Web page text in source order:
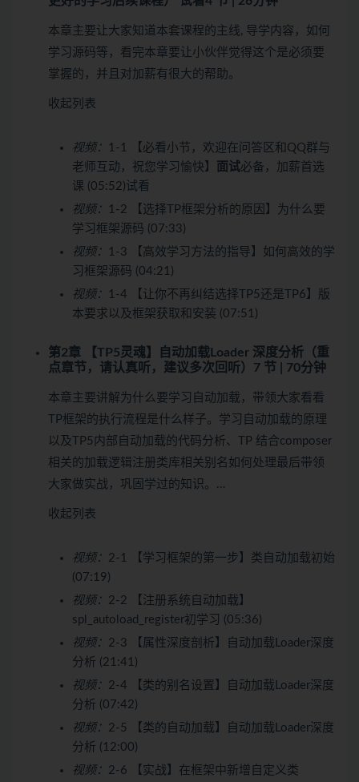
本章主要让大家知道本套课程的主线, 导学内容，如何
学习源码等，看完本章要让小伙伴觉得这个是必须要
掌握的，并且对加薪有很大的帮助。
收起列表
视频：
1-1 【必看小节，欢迎在问答区和QQ群与
老师互动，祝您学习愉快】
面试必备，加薪首选
课 (05:52)试看
视频：
1-2 【选择TP框架分析的原因】为什么要
学习框架源码 (07:33)
视频：
1-3 【高效学习方法的指导】如何高效的学
习框架源码 (04:21)
视频：
1-4 【让你不再纠结选择TP5还是TP6】版
本要求以及框架获取和安装 (07:51)
第2章 【TP5灵魂】自动加载Loader 深度分析（重
点章节，请认真听，建议多次回听） 7 节 | 70分钟
本章主要讲解为什么要学习自动加载，带领大家看看
TP框架的执行流程是什么样子。学习自动加载的原理
以及TP5内部自动加载的代码分析、TP 结合composer
相关的加载逻辑注册类库相关别名如何处理最后带领
大家做实战，巩固学过的知识。…
收起列表
视频： 2-1 【学习框架的第一步】类自动加载初始
(07:19)
视频： 2-2 【注册系统自动加载】
spl_autoload_register初学习 (05:36)
视频： 2-3 【属性深度剖析】自动加载Loader深度
分析 (21:41)
视频： 2-4 【类的别名设置】自动加载Loader深度
分析 (07:42)
视频： 2-5 【类的自动加载】自动加载Loader深度
分析 (12:00)
视频： 2-6 【实战】在框架中新增自定义类